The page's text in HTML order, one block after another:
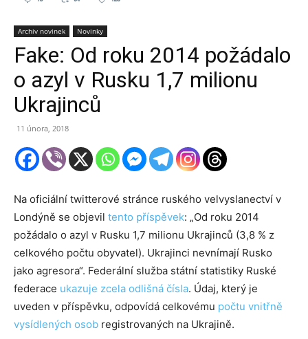
Archiv novinek Novinky
Fake: Od roku 2014 požádalo
o azyl v Rusku 1,7 milionu
Ukrajinců
11 února, 2018
Na oficiální twitterové stránce ruského velvyslanectví v
Londýně se objevil tento příspěvek: „Od roku 2014
požádalo o azyl v Rusku 1,7 milionu Ukrajinců (3,8 % z
celkového počtu obyvatel). Ukrajinci nevnímají Rusko
jako agresora“. Federální služba státní statistiky Ruské
federace ukazuje zcela odlišná čísla. Údaj, který je
uveden v příspěvku, odpovídá celkovému počtu vnitřně
vysídlených osob registrovaných na Ukrajině.